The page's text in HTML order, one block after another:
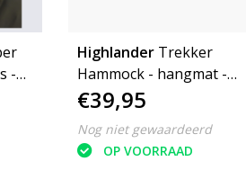
-
Highlander Trekker
Hammock - hangmat -
olive
€39,95
Nog niet gewaardeerd
OP VOORRAAD